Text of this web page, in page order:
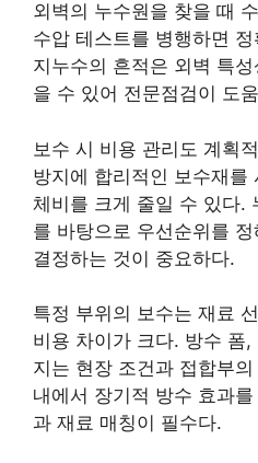
외벽의 누수원을 찾을 때
수압 테스트를 병행하면
지누수의 흔적은 외벽 특
을 수 있어 전문점검이 도
보수 시 비용 관리도 계획
방지에 합리적인 보수재를
체비를 크게 줄일 수 있다.
를 바탕으로 우선순위를
결정하는 것이 중요하다.
특정 부위의 보수는 재료
비용 차이가 크다. 방수 폼
지는 현장 조건과 접합부
내에서 장기적 방수 효과
과 재료 매칭이 필수다.